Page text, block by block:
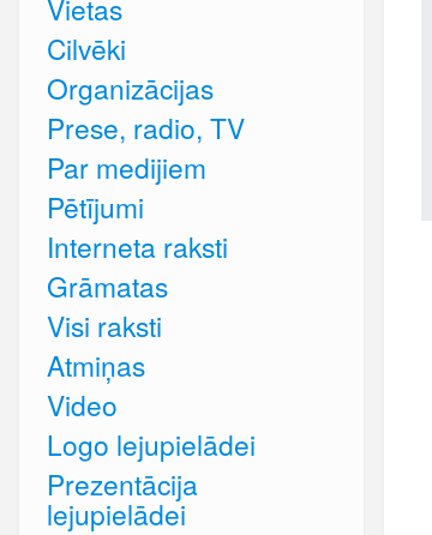
Vietas
Cilvēki
Organizācijas
Prese, radio, TV
Par medijiem
Pētījumi
Interneta raksti
Grāmatas
Visi raksti
Atmiņas
Video
Logo lejupielādei
Prezentācija
lejupielādei